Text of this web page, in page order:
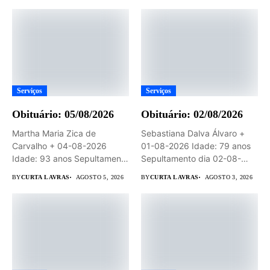
Serviços
Obituário: 05/08/2026
Martha Maria Zica de
Carvalho + 04-08-2026
Idade: 93 anos Sepultamento
BYCURTA LAVRAS AGOSTO 5, 2026
Serviços
Obituário: 02/08/2026
Sebastiana Dalva Álvaro +
01-08-2026 Idade: 79 anos
Sepultamento dia 02-08-
BYCURTA LAVRAS AGOSTO 3, 2026